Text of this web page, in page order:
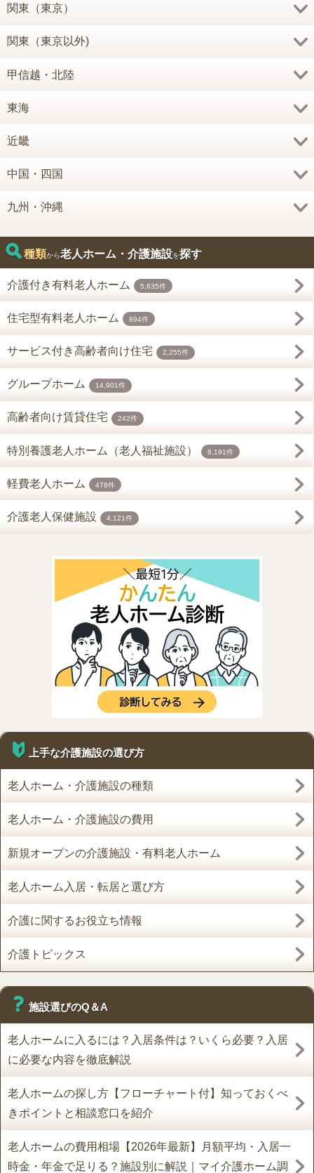
関東（東京）
関東（東京以外)
甲信越・北陸
東海
近畿
中国・四国
九州・沖縄
種類から老人ホーム・介護施設を探す
介護付き有料老人ホーム 5,635件
住宅型有料老人ホーム 894件
サービス付き高齢者向け住宅 2,255件
グループホーム 14,901件
高齢者向け賃貸住宅 242件
特別養護老人ホーム（老人福祉施設） 8,191件
軽費老人ホーム 478件
介護老人保健施設 4,121件
上手な介護施設の選び方
老人ホーム・介護施設の種類
老人ホーム・介護施設の費用
新規オープンの介護施設・有料老人ホーム
老人ホーム入居・転居と選び方
介護に関するお役立ち情報
介護トピックス
施設選びのQ＆A
老人ホームに入るには？入居条件は？いくら必要？入居
に必要な内容を徹底解説
老人ホームの探し方【フローチャート付】知っておくべ
きポイントと相談窓口を紹介
老人ホームの費用相場【2026年最新】月額平均・入居一
時金・年金で足りる？施設別に解説｜マイ介護ホーム調